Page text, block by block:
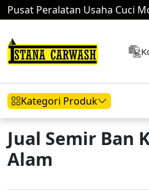
Pusat Peralatan Usaha Cuci
Kategori Produk
Hidrolik Mobil
Jual Semir Ban
Alam